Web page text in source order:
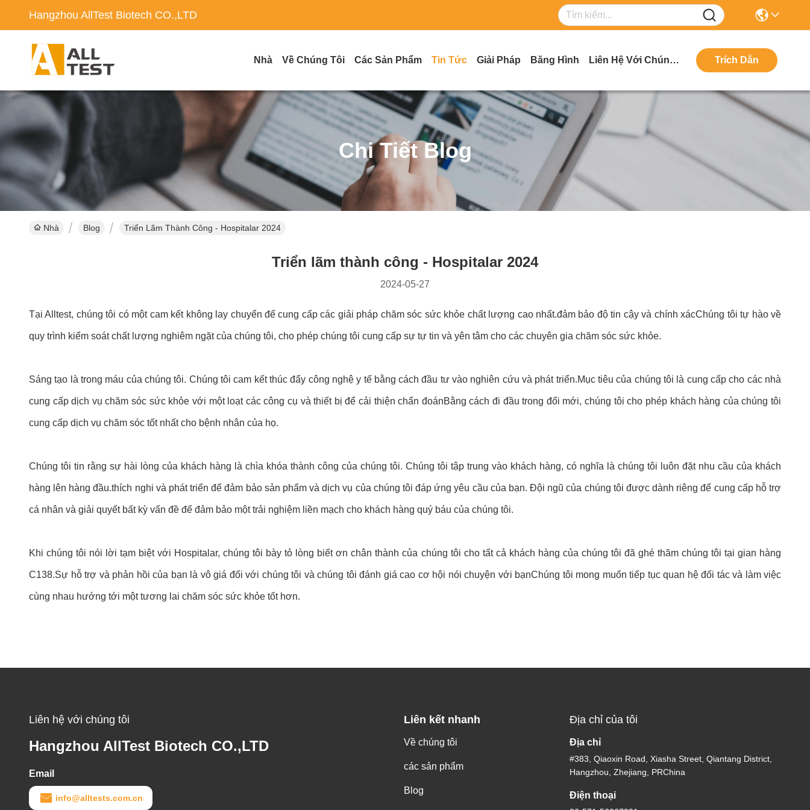
Hangzhou AllTest Biotech CO.,LTD
Nhà Về Chúng Tôi Các Sản Phẩm Tin Tức Giải Pháp Băng Hình Liên Hệ Với Chúng Tôi Trích Dẫn
Chi Tiết Blog
Nhà Blog Triển Lãm Thành Công - Hospitalar 2024
Triển lãm thành công - Hospitalar 2024
2024-05-27
Tại Alltest, chúng tôi có một cam kết không lay chuyển để cung cấp các giải pháp chăm sóc sức khỏe chất lượng cao nhất.đảm bảo độ tin cậy và chính xácChúng tôi tự hào về
quy trình kiểm soát chất lượng nghiêm ngặt của chúng tôi, cho phép chúng tôi cung cấp sự tự tin và yên tâm cho các chuyên gia chăm sóc sức khỏe.
Sáng tạo là trong máu của chúng tôi. Chúng tôi cam kết thúc đẩy công nghệ y tế bằng cách đầu tư vào nghiên cứu và phát triển.Mục tiêu của chúng tôi là cung cấp cho các nhà
cung cấp dịch vụ chăm sóc sức khỏe với một loạt các công cụ và thiết bị để cải thiện chẩn đoánBằng cách đi đầu trong đổi mới, chúng tôi cho phép khách hàng của chúng tôi
cung cấp dịch vụ chăm sóc tốt nhất cho bệnh nhân của họ.
Chúng tôi tin rằng sự hài lòng của khách hàng là chìa khóa thành công của chúng tôi. Chúng tôi tập trung vào khách hàng, có nghĩa là chúng tôi luôn đặt nhu cầu của khách
hàng lên hàng đầu.thích nghi và phát triển để đảm bảo sản phẩm và dịch vụ của chúng tôi đáp ứng yêu cầu của bạn. Đội ngũ của chúng tôi được dành riêng để cung cấp hỗ trợ
cá nhân và giải quyết bất kỳ vấn đề để đảm bảo một trải nghiệm liền mạch cho khách hàng quý báu của chúng tôi.
Khi chúng tôi nói lời tạm biệt với Hospitalar, chúng tôi bày tỏ lòng biết ơn chân thành của chúng tôi cho tất cả khách hàng của chúng tôi đã ghé thăm chúng tôi tại gian hàng
C138.Sự hỗ trợ và phản hồi của bạn là vô giá đối với chúng tôi và chúng tôi đánh giá cao cơ hội nói chuyện với bạnChúng tôi mong muốn tiếp tục quan hệ đối tác và làm việc
cùng nhau hướng tới một tương lai chăm sóc sức khỏe tốt hơn.
Liên hệ với chúng tôi
Hangzhou AllTest Biotech CO.,LTD
Email
info@alltests.com.cn
Liên kết nhanh
Về chúng tôi
các sản phẩm
Blog
Địa chỉ của tôi
Địa chỉ
#383, Qiaoxin Road, Xiasha Street, Qiantang District,
Hangzhou, Zhejiang, PRChina
Điện thoại